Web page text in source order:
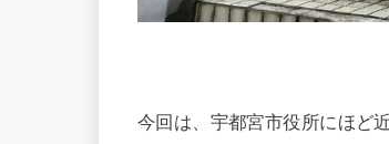
今回は、宇都宮市役所にほど